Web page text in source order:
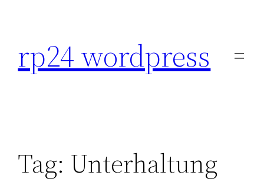
rp24 wordpress
Tag: Unterhaltung